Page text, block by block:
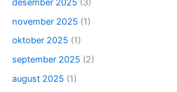
november 2025 (1)
oktober 2025 (1)
september 2025 (2)
august 2025 (1)